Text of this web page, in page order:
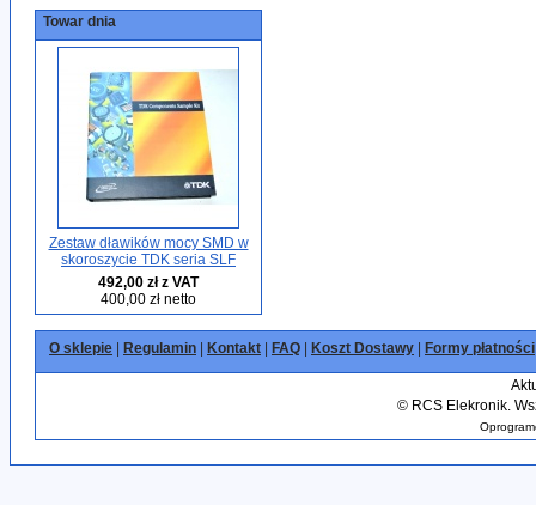
Towar dnia
Zestaw dławików mocy SMD w
skoroszycie TDK seria SLF
492,00 zł z VAT
400,00 zł netto
O sklepie Regulamin Kontakt FAQ Koszt Dostawy Formy płatności
©RCS Elekronik.